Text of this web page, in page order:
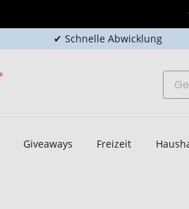
✔ Schnelle Abwicklung
Giveaways Freizeit